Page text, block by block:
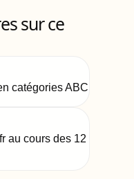
sur ce
catégories ABC
au cours des 12